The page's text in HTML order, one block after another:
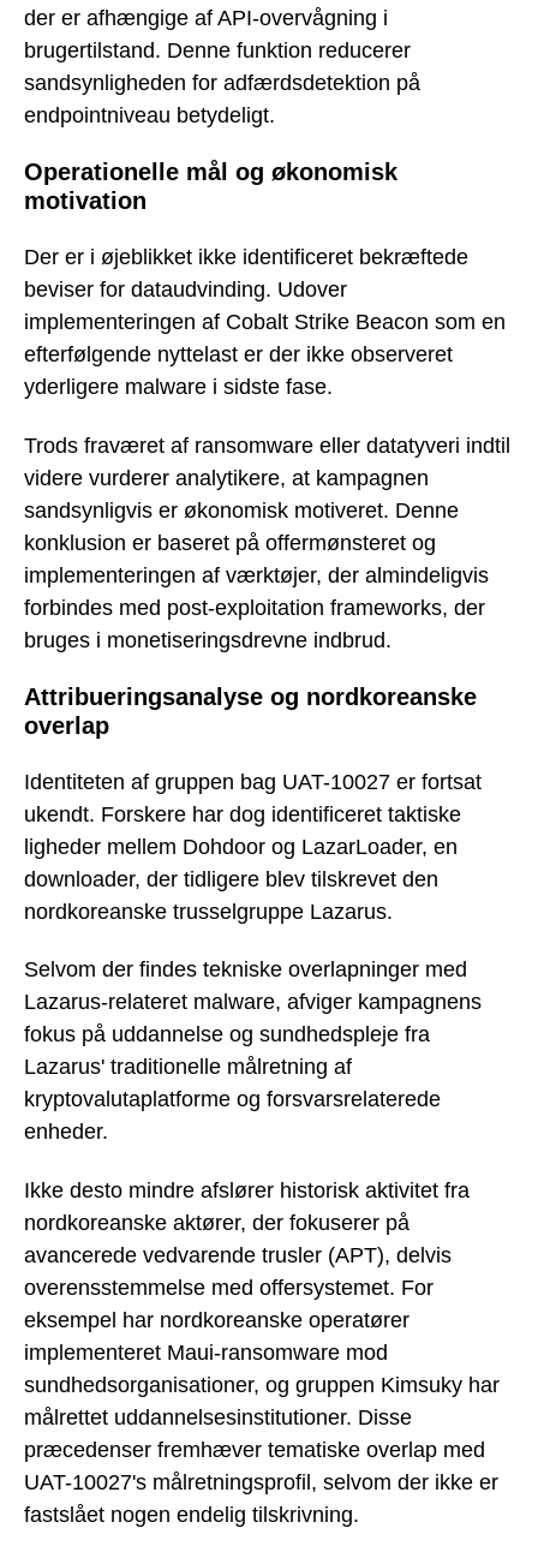
der er afhængige af API-overvågning i
brugertilstand. Denne funktion reducerer
sandsynligheden for adfærdsdetektion på
endpointniveau betydeligt.
Operationelle mål og økonomisk
motivation
Der er i øjeblikket ikke identificeret bekræftede
beviser for dataudvinding. Udover
implementeringen af Cobalt Strike Beacon som en
efterfølgende nyttelast er der ikke observeret
yderligere malware i sidste fase.
Trods fraværet af ransomware eller datatyveri indtil
videre vurderer analytikere, at kampagnen
sandsynligvis er økonomisk motiveret. Denne
konklusion er baseret på offermønsteret og
implementeringen af værktøjer, der almindeligvis
forbindes med post-exploitation frameworks, der
bruges i monetiseringsdrevne indbrud.
Attribueringsanalyse og nordkoreanske
overlap
Identiteten af gruppen bag UAT-10027 er fortsat
ukendt. Forskere har dog identificeret taktiske
ligheder mellem Dohdoor og LazarLoader, en
downloader, der tidligere blev tilskrevet den
nordkoreanske trusselgruppe Lazarus.
Selvom der findes tekniske overlapninger med
Lazarus-relateret malware, afviger kampagnens
fokus på uddannelse og sundhedspleje fra
Lazarus' traditionelle målretning af
kryptovalutaplatforme og forsvarsrelaterede
enheder.
Ikke desto mindre afslører historisk aktivitet fra
nordkoreanske aktører, der fokuserer på
avancerede vedvarende trusler (APT), delvis
overensstemmelse med offersystemet. For
eksempel har nordkoreanske operatører
implementeret Maui-ransomware mod
sundhedsorganisationer, og gruppen Kimsuky har
målrettet uddannelsesinstitutioner. Disse
præcedenser fremhæver tematiske overlap med
UAT-10027's målretningsprofil, selvom der ikke er
fastslået nogen endelig tilskrivning.